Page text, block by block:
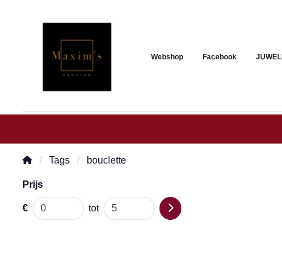
Webshop Facebook
Tags bouclette
Prijs
€ tot